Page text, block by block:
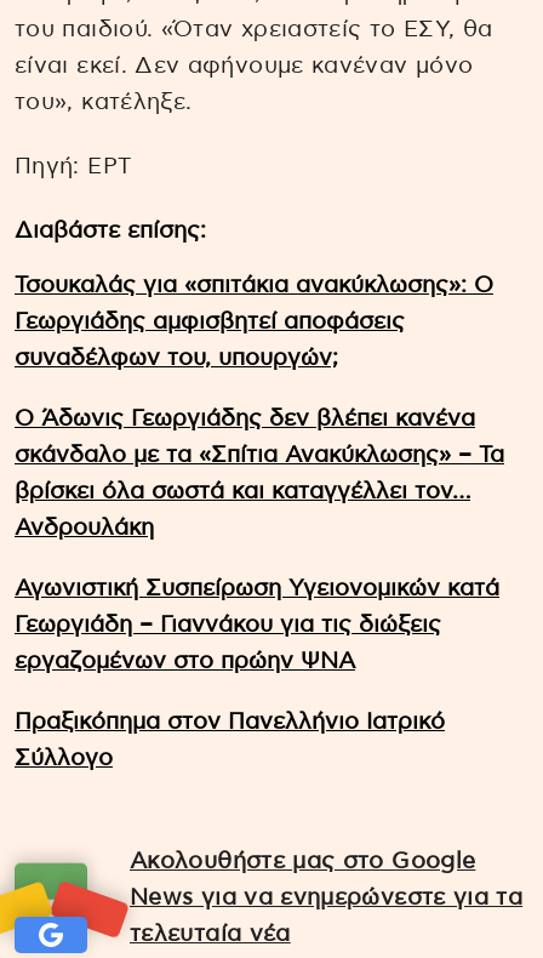
του παιδιού. «Όταν χρειαστείς το ΕΣΥ, θα
είναι εκεί. Δεν αφήνουμε κανέναν μόνο
του», κατέληξε.
Πηγή: EΡΤ
Διαβάστε επίσης:
Τσουκαλάς για «σπιτάκια ανακύκλωσης»: Ο
Γεωργιάδης αμφισβητεί αποφάσεις
συναδέλφων του, υπουργών;
Ο Άδωνις Γεωργιάδης δεν βλέπει κανένα
σκάνδαλο με τα «Σπίτια Ανακύκλωσης» – Τα
βρίσκει όλα σωστά και καταγγέλλει τον…
Ανδρουλάκη
Αγωνιστική Συσπείρωση Υγειονομικών κατά
Γεωργιάδη – Γιαννάκου για τις διώξεις
εργαζομένων στο πρώην ΨΝΑ
Πραξικόπημα στον Πανελλήνιο Ιατρικό
Σύλλογο
Ακολουθήστε μας στο Google
News για να ενημερώνεστε για τα
τελευταία νέα